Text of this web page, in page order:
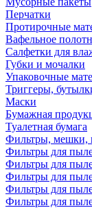
Перчатки
Протирочные
Вафельное
Салфетки для
Губки и мочалки
Упаковочные
Триггеры,
Маски
Бумажная
Туалетная бумага
Фильтры, мешки,
Фильтры для
Фильтры для
Фильтры для
Фильтры для
Фильтры для